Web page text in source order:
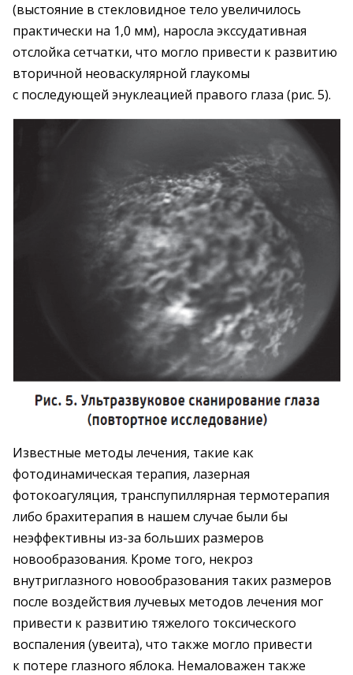
(выстояние в стекловидное тело увеличилось
практически на 1,0 мм), наросла экссудативная
отслойка сетчатки, что могло привести к развитию
вторичной неоваскулярной глаукомы
с последующей энуклеацией правого глаза (рис. 5).
Известные методы лечения, такие как
фотодинамическая терапия, лазерная
фотокоагуляция, транспупиллярная термотерапия
либо брахитерапия в нашем случае были бы
неэффективны из-за больших размеров
новообразования. Кроме того, некроз
внутриглазного новообразования таких размеров
после воздействия лучевых методов лечения мог
привести к развитию тяжелого токсического
воспаления (увеита), что также могло привести
к потере глазного яблока. Немаловажен также